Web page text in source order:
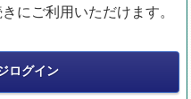
にご利用いただけます。
ログイン